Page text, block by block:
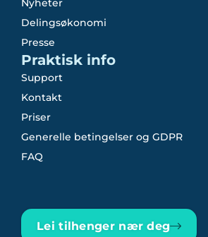
Nyheter
Delingsøkonomi
Presse
Praktisk info
Support
Kontakt
Priser
Generelle betingelser og GDPR
FAQ
Lei tilhenger nær deg